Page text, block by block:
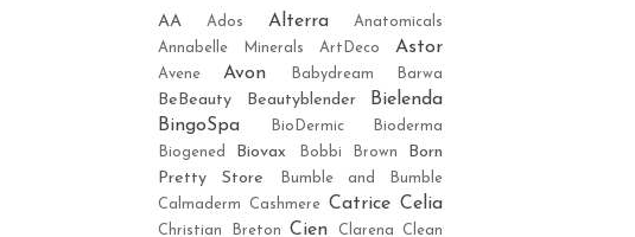
AA Ados Alterra
Anatomicals
Annabelle Minerals
ArtDeco Astor
Avene Avon Babydream Barwa
BeBeauty Beautyblender
Bielenda
BingoSpa
BioDermic
Bioderma
Biogened
Biovax Bobbi Brown
Born
Pretty Store
Bumble and Bumble
Calmaderm
Cashmere Catrice Celia
Christian Breton Cien Clarena
Clean